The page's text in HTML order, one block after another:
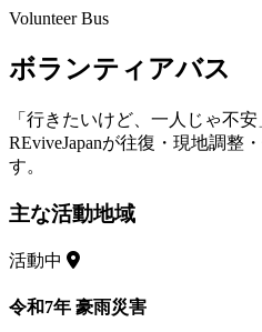
Volunteer Bus
ボランティアバス
「行きたいけど、一人じゃ不
REviveJapanが往復・現地調整
す。
主な活動地域
活動中
令和7年 豪雨災害